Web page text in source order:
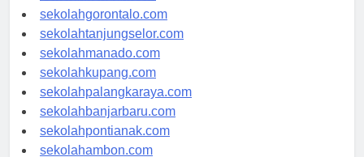
sekolahkendari.com
sekolahgorontalo.com
sekolahtanjungselor.com
sekolahmanado.com
sekolahkupang.com
sekolahpalangkaraya.com
sekolahbanjarbaru.com
sekolahpontianak.com